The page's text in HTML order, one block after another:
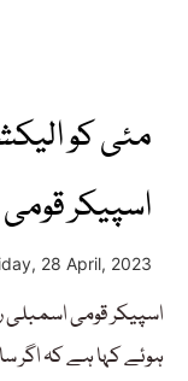
اسپیکر
28 April, 2023
اسپیکر قومی